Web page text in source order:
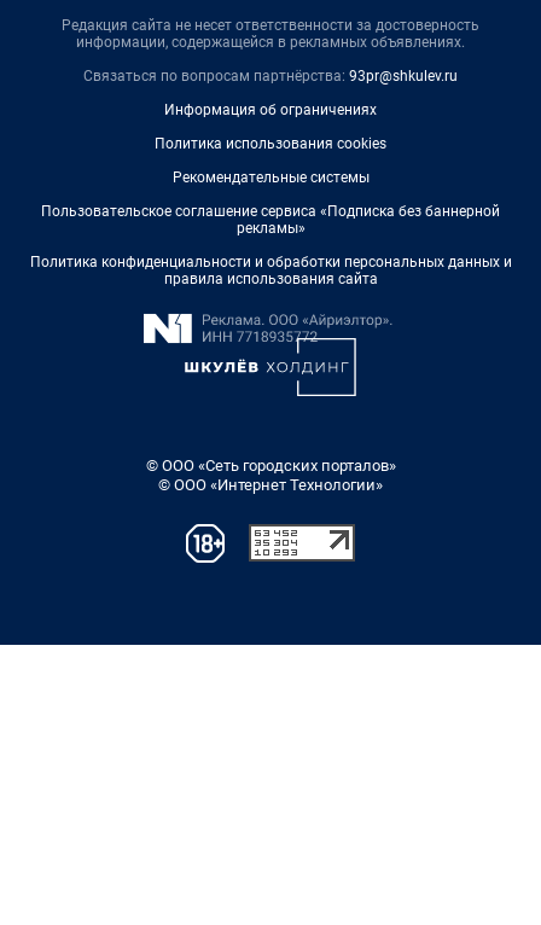
Редакция сайта не несет ответственности за достоверность
информации, содержащейся в рекламных объявлениях.
Связаться по вопросам партнёрства: 93pr@shkulev.ru
Информация об ограничениях
Политика использования cookies
Рекомендательные системы
Пользовательское соглашение сервиса «Подписка без баннерной
рекламы»
Политика конфиденциальности и обработки персональных данных и
правила использования сайта
© ООО «Сеть городских порталов»
© ООО «Интернет Технологии»